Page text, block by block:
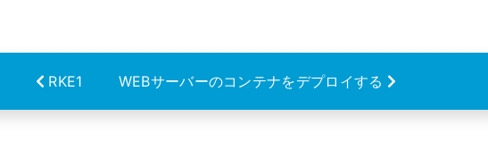
RKE1 WEBサーバーのコンテナをデプロイする